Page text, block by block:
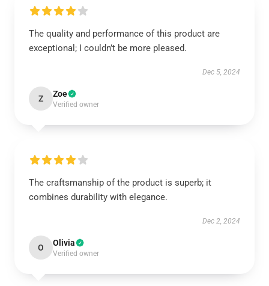
The quality and performance of this product are
exceptional; I couldn’t be more pleased.
Dec 5, 2024
Z Zoe
Verified owner
The craftsmanship of the product is superb; it
combines durability with elegance.
Dec 2, 2024
O Olivia
Verified owner